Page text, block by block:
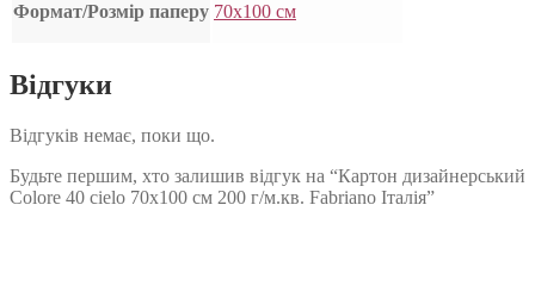
Формат/Розмір паперу 70х100 см
Відгуки
Відгуків немає, поки що.
Будьте першим, хто залишив відгук на “Картон дизайнерський
Colore 40 cielo 70х100 см 200 г/м.кв. Fabriano Італія”